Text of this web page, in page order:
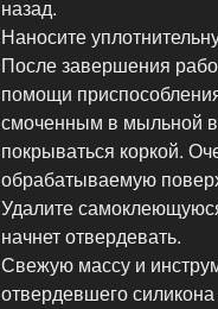
назад.
Наносите
После завершения
помощи
смоченным в мыльной
покрываться коркой.
обрабатываемую
Удалите
начнет отвердевать.
Свежую массу и
отвердевшего